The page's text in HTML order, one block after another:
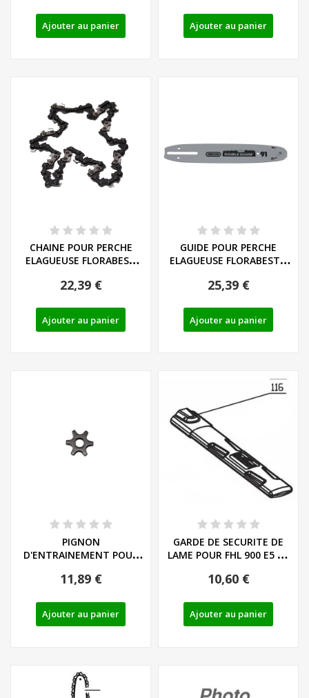
Ajouter au panier Ajouter au panier
CHAINE POUR PERCHE
ELAGUEUSE FLORABEST
22,39 €
Ajouter au panier
GUIDE POUR PERCHE
ELAGUEUSE FLORABEST -
25,39 €
Ajouter au panier
PIGNON
D'ENTRAINEMENT POUR
FLORABEST ET...
11,89 €
Ajouter au panier
GARDE DE SECURITE DE
LAME POUR FHL 900 E5 ET
10,60 €
Ajouter au panier